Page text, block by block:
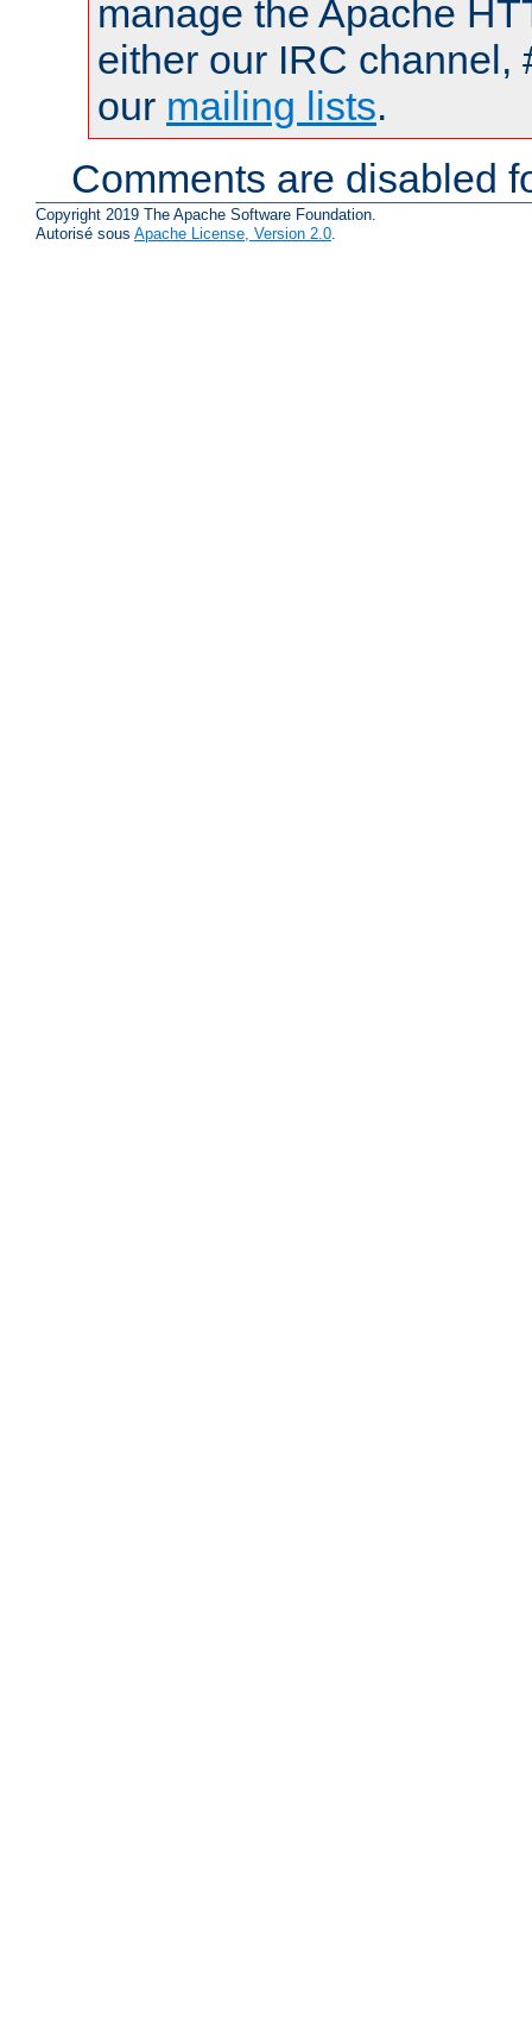
manage the Apache
either our IRC channel,
our mailing lists.
Comments are disabled
Copyright 2019 The Apache Software Foundation.
Autorisé sous Apache License, Version 2.0.